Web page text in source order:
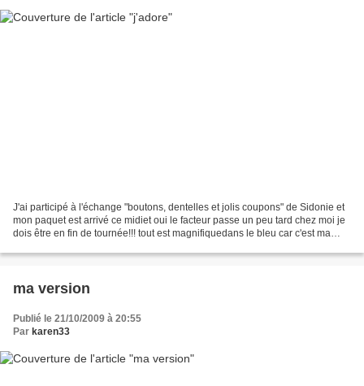
J'ai participé à l'échange "boutons, dentelles et jolis coupons" de Sidonie et
mon paquet est arrivé ce midiet oui le facteur passe un peu tard chez moi je
dois être en fin de tournée!!! tout est magnifiquedans le bleu car c'est ma
ma version
Publié le 21/10/2009 à 20:55
Par karen33